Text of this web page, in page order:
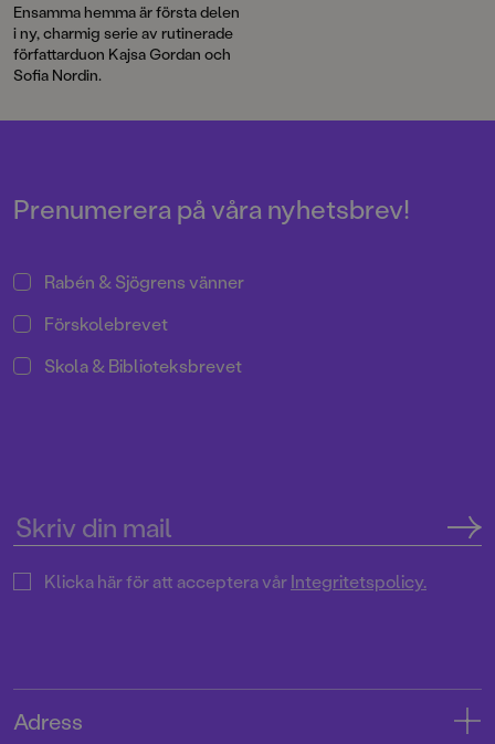
Ensamma hemma är första delen
i ny, charmig serie av rutinerade
författarduon Kajsa Gordan och
Sofia Nordin.
Prenumerera på våra nyhetsbrev!
Rabén & Sjögrens vänner
Förskolebrevet
Skola & Biblioteksbrevet
Klicka här för att acceptera vårIntegritetspolicy.
Adress